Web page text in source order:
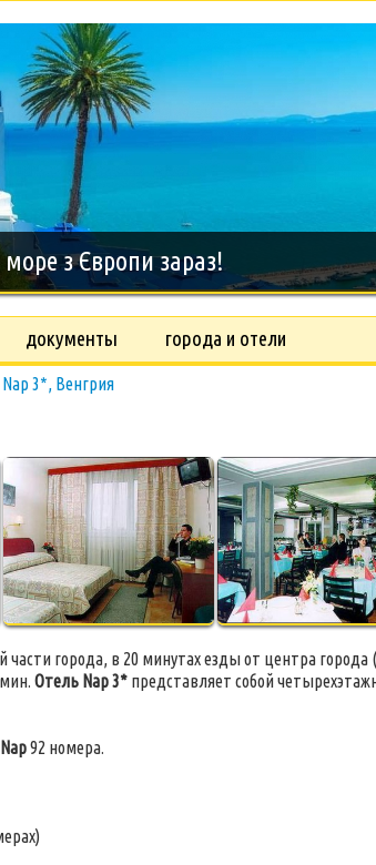
8 дней
документы города и отели
Nap 3*, Венгрия
части города, в 20 минутах езды от центра
Отель Nap 3* представляет собой
92 номера.